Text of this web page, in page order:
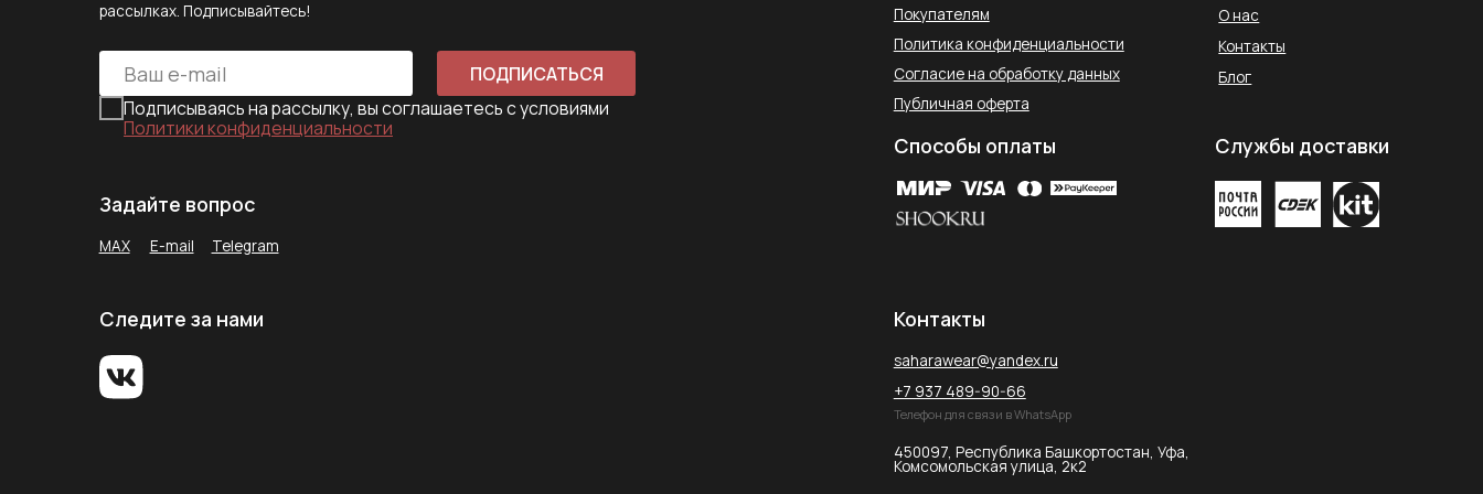
450097, Республика Башкортостан, Уфа,
Комсомольская улица, 2к2
Телефон для связи в WhatsApp
+7 937 489-90-66
saharawear@yandex.ru
Следите за нами